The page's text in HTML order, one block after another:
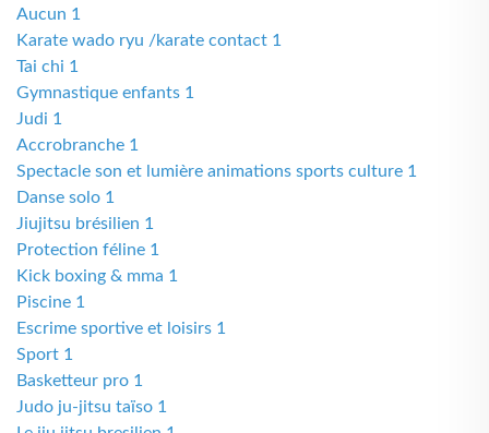
Aucun 1
Karate wado ryu /karate contact 1
Tai chi 1
Gymnastique enfants 1
Judi 1
Accrobranche 1
Spectacle son et lumière animations sports culture 1
Danse solo 1
Jiujitsu brésilien 1
Protection féline 1
Kick boxing & mma 1
Piscine 1
Escrime sportive et loisirs 1
Sport 1
Basketteur pro 1
Judo ju-jitsu taïso 1